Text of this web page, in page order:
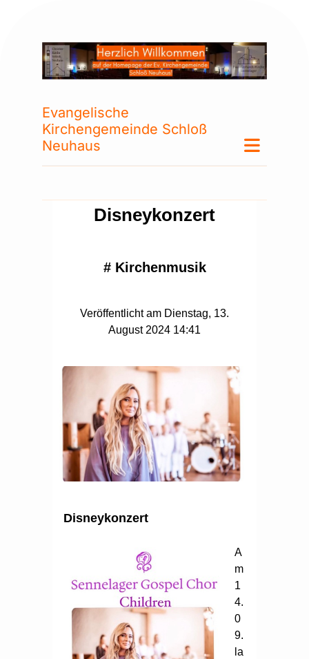
Evangelische
Kirchengemeinde Schloß
Neuhaus
Disneykonzert
# Kirchenmusik
Veröffentlicht am Dienstag, 13.
August 2024 14:41
Disneykonzert
A
m
1
4.
0
9.
la